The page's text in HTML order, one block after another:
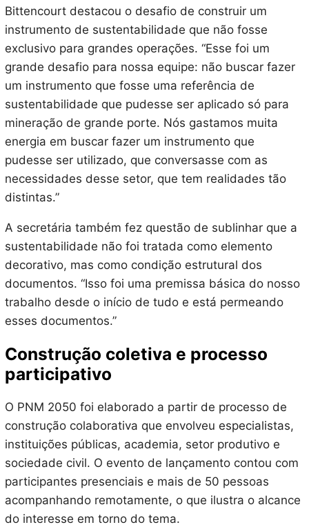
Bittencourt destacou o desafio de construir um
instrumento de sustentabilidade que não fosse
exclusivo para grandes operações. “Esse foi um
grande desafio para nossa equipe: não buscar fazer
um instrumento que fosse uma referência de
sustentabilidade que pudesse ser aplicado só para
mineração de grande porte. Nós gastamos muita
energia em buscar fazer um instrumento que
pudesse ser utilizado, que conversasse com as
necessidades desse setor, que tem realidades tão
distintas.”
A secretária também fez questão de sublinhar que a
sustentabilidade não foi tratada como elemento
decorativo, mas como condição estrutural dos
documentos. “Isso foi uma premissa básica do nosso
trabalho desde o início de tudo e está permeando
esses documentos.”
Construção coletiva e processo
participativo
O PNM 2050 foi elaborado a partir de processo de
construção colaborativa que envolveu especialistas,
instituições públicas, academia, setor produtivo e
sociedade civil. O evento de lançamento contou com
participantes presenciais e mais de 50 pessoas
acompanhando remotamente, o que ilustra o alcance
do interesse em torno do tema.